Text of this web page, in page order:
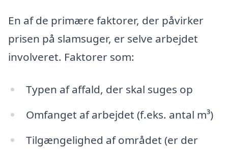
En af de primære faktorer, der påvirker
prisen på slamsuger, er selve arbejdet
involveret. Faktorer som:
Typen af affald, der skal suges op
Omfanget af arbejdet (f.eks. antal m³)
Tilgængelighed af området (er der